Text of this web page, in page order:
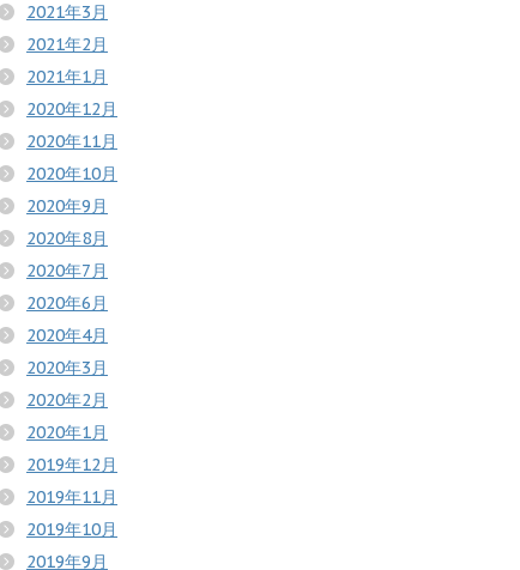
2021年3月
2021年2月
2021年1月
2020年12月
2020年11月
2020年10月
2020年9月
2020年8月
2020年7月
2020年6月
2020年4月
2020年3月
2020年2月
2020年1月
2019年12月
2019年11月
2019年10月
2019年9月